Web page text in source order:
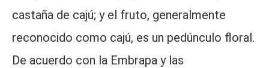
castaña de cajú; y el fruto, generalmente
reconocido como cajú, es un pedúnculo floral.
De acuerdo con la Embrapa y las